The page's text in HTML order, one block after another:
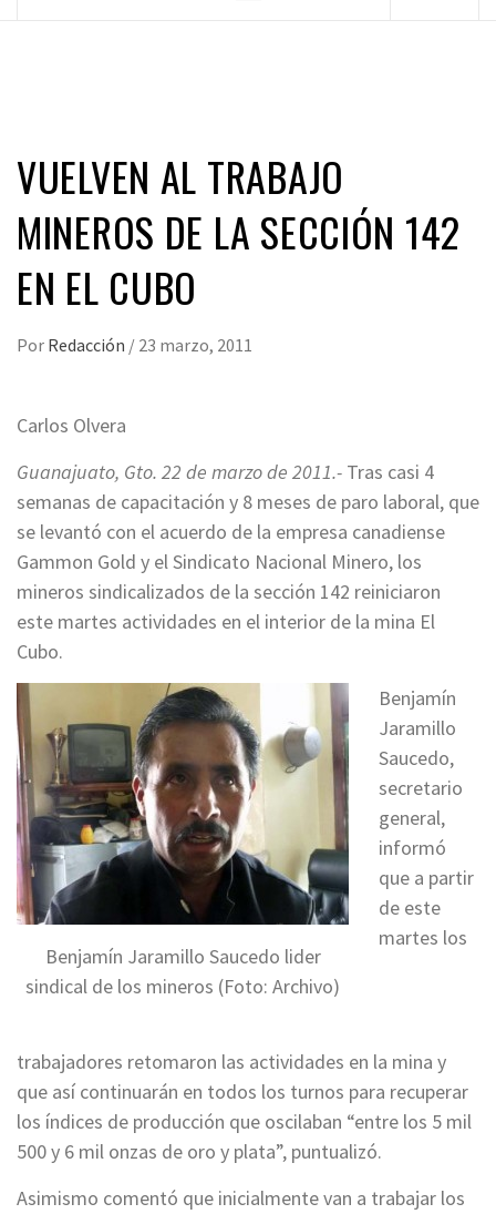
VUELVEN AL TRABAJO
MINEROS DE LA SECCIÓN 142
EN EL CUBO
Por Redacción / 23 marzo, 2011
Carlos Olvera
Guanajuato, Gto. 22 de marzo de 2011.- Tras casi 4
semanas de capacitación y 8 meses de paro laboral, que
se levantó con el acuerdo de la empresa canadiense
Gammon Gold y el Sindicato Nacional Minero, los
mineros sindicalizados de la sección 142 reiniciaron
este martes actividades en el interior de la mina El
Cubo.
Benjamín Jaramillo Saucedo lider
sindical de los mineros (Foto: Archivo)
Benjamín
Jaramillo
Saucedo,
secretario
general,
informó
que a partir
de este
martes los
trabajadores retomaron las actividades en la mina y
que así continuarán en todos los turnos para recuperar
los índices de producción que oscilaban “entre los 5 mil
500 y 6 mil onzas de oro y plata”, puntualizó.
Asimismo comentó que inicialmente van a trabajar los